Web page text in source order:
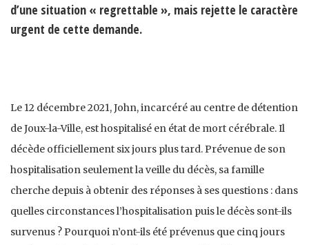
d’une situation « regrettable », mais rejette le caractère
urgent de cette demande.
Le 12 décembre 2021, John, incarcéré au centre de détention
de Joux-la-Ville, est hospitalisé en état de mort cérébrale. Il
décède officiellement six jours plus tard. Prévenue de son
hospitalisation seulement la veille du décès, sa famille
cherche depuis à obtenir des réponses à ses questions : dans
quelles circonstances l’hospitalisation puis le décès sont-ils
survenus ? Pourquoi n’ont-ils été prévenus que cinq jours